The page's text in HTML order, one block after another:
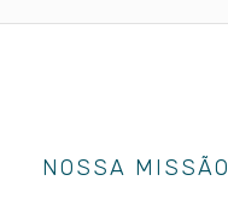
NOSSA MISSÃO